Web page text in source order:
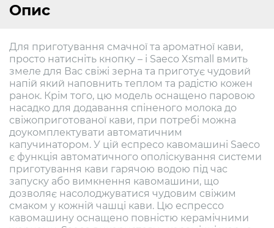
Опис
Для приготування смачної та ароматної кави,
просто натисніть кнопку – і Saeco Xsmall вмить
змеле для Вас свіжі зерна та приготує чудовий
напій який наповнить теплом та радістю кожен
ранок. Крім того, цю модель оснащено паровою
насадко для додавання спіненого молока до
свіжоприготованої кави, при потребі можна
доукомплектувати автоматичним
капучинатором. У цій еспресо кавомашині Saeco
є функція автоматичного ополіскування системи
приготування кави гарячою водою під час
запуску або вимкнення кавомашини, що
дозволяє насолоджуватися чудовим свіжим
смаком у кожній чашці кави. Цю еспрессо
кавомашину оснащено повністю керамічними